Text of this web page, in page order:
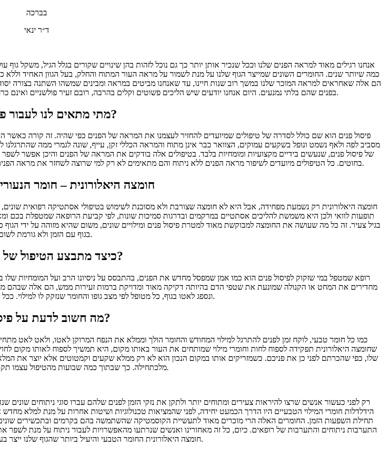
בברכה
ד״ר ינאי
אנחנו רגילים מאוד למראה הפנים שלנו וככל שנכיר אותן יותר כך גם נוכל לזהות בהן שינויים שקורים בגלל הגיל, משקל
כמה שיותר שנים. החומרים השונים שמייצר הגוף שלנו על מנת לשמור על מראה העור המתוח והחלק, בעל הגוון האחיד וללא
הם אלה שאחראים למראה המוכר שלנו במשך רוב שנות חיינו, עד שאנחנו מביטים במראה ומבינים שמשהו השתנה בצורה
בפנים שהם בלתי נמנעים. היום אנחנו יודעים שיש הליכים פשוטים וקלים בהרבה, רובם זעיר פולשניים ואינם כרוכים בניתוח או בסכין כלשהי, אלא מקסימום הזרקה או החדרה של קנולה כדי לפסל פנים.
מתי מתאים לנו לעבור פיסול פנים?
פיסול פנים הוא שם כולל לסדרה של טיפולים שמיועדים להחזיר לעצמנו את המראה של הפנים כפי שהיה. זה קורה
מסביב לפה ולאף נשמט ונופל בשקעים עמוקים, הצוואר כבר אינן מתוח והמראה הכללי זקן, עייף, שונה לגמרי ממה
של פיסול פנים, שנעשים בידיים מקצועיות ומומחיות בלבד. בטיפולים אלה בודקים את המראה של הפנים והיכן אפשר
בחוטים. כל הטיפולים מיועדים לשיפור מראה הפנים ללא ניתוח והם מתאימים לא רק למי שרוצה לשחזר את מראה הפנים הצעיר אלא אפילו לבצע שינויים ושיפורים שונים במראה הפנים, כמו עיצוב הלסת והלחיים ועוד.
חומצה היאלורונית – חומר
חומצה היאלורונית רק נשמעת מפחידה, אבל היא לא חומצה שצורבת ולא מסוכנת לשימוש בטיפולי אסתטיקה רפואית שונים,
תופעות לוואי ולכן היא משמשת להליכים אסתטיים במרקמים ובדרגות סמיכות שונות, לפי קביעת הרופאה שמטפלת בכם
בגיל צעיר. זה כל מה שעושה את החומצה למבוקשת מאוד למטרת פיסול פנים ומילויים שונים, משום שהיא מזוהה על ידי
בגוף עם הזמן ולא גורמת לשום בעיה.
כיצד מתבצע הטיפול של פיסול פנים?
רופא שמטפל במי שזקוק לפיסול פנים הוא כמו אמן שמפסל מחדש את הפנים, בהתבסס על ניסיונו הרב ועל המומחיות
מחדירים את המחט או הקנולה שמונעת את שטפי הדם בהיותה דקיקה מאוד ומדויקת ברמות זעירות ממש, הם אלה שבהם
ונספג לאטו בגוף, כל מטופל לפי מצב גופו והחומר שנזקק לו למילוי. ככל שחוזרים על זה יותר, הוא מחזיק מעמד יותר זמן.
מה חשוב לדעת על פיסול פנים?
כמו כל חומר טבעי, לוקח זמן לפנים להתרגל למילוי המחודש והחומר הולך וממלא את הנפח המרוקן לאטו, ולאט לאט
שחומצה היאלורונית תפקידה לספוח לחות וחומרי מילוי שמותחים את העור באותו מקום, היא תמשיך לספוח לאותו מקום
שלו, כפי שהכרתם לפני כן את פניכם. כשמזריקים אותו במקום הנכון הוא לא רק ממלא שקעים וקמטוטים אלא יוצר
מלכתחילה. כך שבתוך כמה שבועות מהטיפול עצמו תקבלו את המראה הסופי והמבוקש.
רק לפני כעשור אנשים שרצו להיראות צעירים ומתוחים יותר ולתקן את נזקי הזמן לפנים שלהם עברו סוגי ניתוחים שונים
הידלדלות חומרי המילוי הטבעיים היו הדרך הכמעט יחידה, לפני שהמציאות טכנולוגיות ושיטות אחרות על מנת למלא
תחילת השפעות הזמן. החומרים האלה הרי מוכרים מאוד לתעשיית הקוסמטיקה שהשתמשה בהם בקרמים ובתכשירים
התערבות ניתוחים והתערבות של רופאים. כיום, כל זה מאחורינו ואנשים שנרתעו מהאפשרויות לעבור ניתוח על מנת
חומצה היאלורונית החומר הטבעי והיעיל ביותר שהגוף שלנו ייצר בעצמו על מנת למלא נפחים ולמתוח את העור.